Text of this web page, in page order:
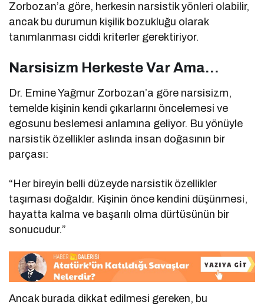
Zorbozan’a göre, herkesin narsistik yönleri olabilir,
ancak bu durumun kişilik bozukluğu olarak
tanımlanması ciddi kriterler gerektiriyor.
Narsisizm Herkeste Var Ama…
Dr. Emine Yağmur Zorbozan’a göre narsisizm,
temelde kişinin kendi çıkarlarını öncelemesi ve
egosunu beslemesi anlamına geliyor. Bu yönüyle
narsistik özellikler aslında insan doğasının bir
parçası:
“Her bireyin belli düzeyde narsistik özellikler
taşıması doğaldır. Kişinin önce kendini düşünmesi,
hayatta kalma ve başarılı olma dürtüsünün bir
sonucudur.”
Ancak burada dikkat edilmesi gereken, bu